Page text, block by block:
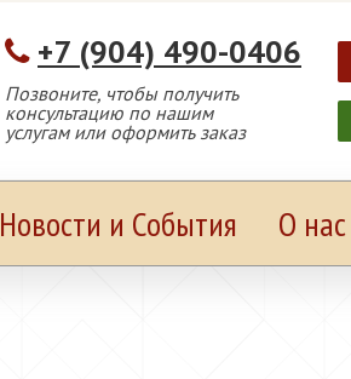
+7 (904) 490-0406
Позвоните, чтобы получить
консультацию по нашим
услугам или оформить заказ
Новости и События О нас